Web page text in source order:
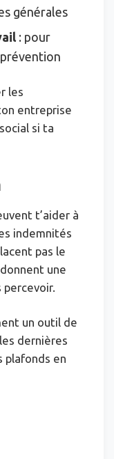
générales
: pour
prévention
les
entreprise
si ta
t’aider à
indemnités
pas le
une
un outil de
dernières
plafonds en